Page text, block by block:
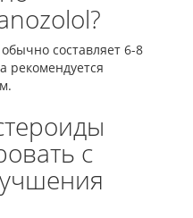
составляет 6-8
рекомендуется
с